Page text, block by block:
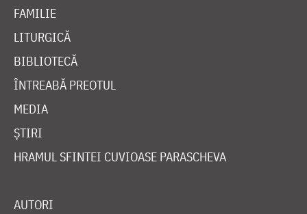
FAMILIE
LITURGICĂ
BIBLIOTECĂ
ÎNTREABĂ PREOTUL
MEDIA
ȘTIRI
HRAMUL SFINTEI CUVIOASE PARASCHEVA
AUTORI